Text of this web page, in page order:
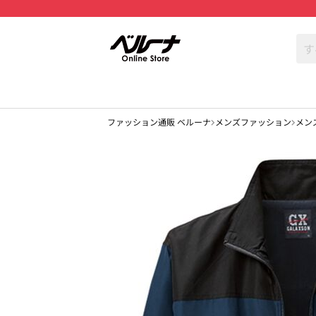
ファッション通販 ベルーナ メンズファッション メ